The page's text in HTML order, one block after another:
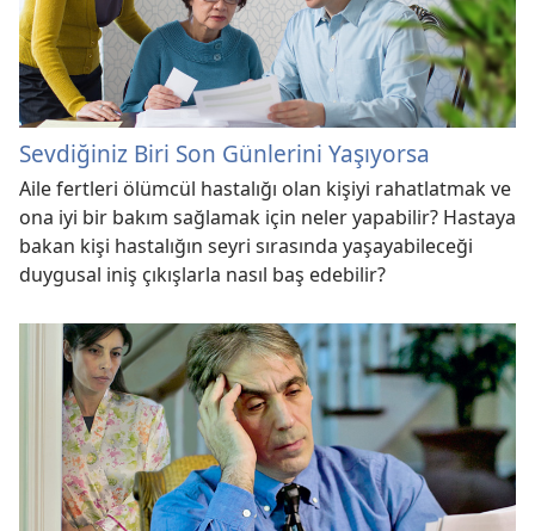
Sevdiğiniz Biri Son Günlerini Yaşıyorsa
Aile fertleri ölümcül hastalığı olan kişiyi rahatlatmak ve
ona iyi bir bakım sağlamak için neler yapabilir? Hastaya
bakan kişi hastalığın seyri sırasında yaşayabileceği
duygusal iniş çıkışlarla nasıl baş edebilir?